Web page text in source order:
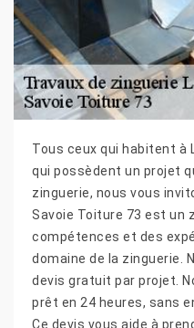
Tous ceux qui habitent à
qui possèdent un projet
zinguerie, nous vous
Savoie Toiture 73 est un
compétences et des
domaine de la zinguerie.
devis gratuit par projet.
prêt en 24 heures, sans
Ce devis vous aide à